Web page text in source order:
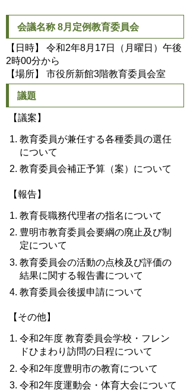
会議名称 8月定例教育委員会
【日時】 令和2年8月17日（月曜日）午後
2時00分から
【場所】 市役所新館3階教育委員会室
議題
【議案】
教育委員が兼任する各種委員の選任
について
教育委員会補正予算（案）について
【報告】
教育長職務代理者の指名について
豊明市教育委員会要綱の廃止及び制
定について
教育委員会の活動の点検及び評価の
結果に関する報告書について
教育委員会後援申請について
【その他】
令和2年度 教育委員会学校・フレン
ドひまわり訪問の日程について
令和2年度豊明市の教育について
令和2年度運動会・体育大会について